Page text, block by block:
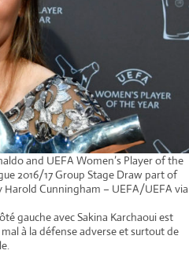
and UEFA Women’s Player of the
2016/17 Group Stage Draw part of
Harold Cunningham – UEFA/UEFA via
gauche avec Sakina Karchaoui est
à la défense adverse et surtout de